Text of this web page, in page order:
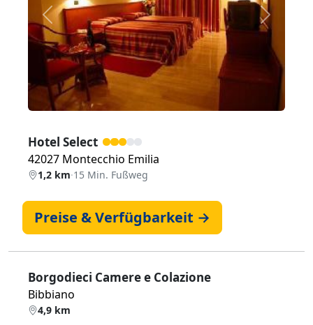
Zurück Weiter
Hotel Select
42027 Montecchio Emilia
1,2 km·15 Min. Fußweg
Preise & Verfügbarkeit →
Borgodieci Camere e Colazione
Bibbiano
4,9 km